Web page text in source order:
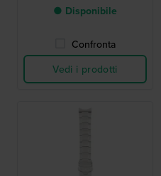
● Disponibile
Confronta
Vedi i prodotti